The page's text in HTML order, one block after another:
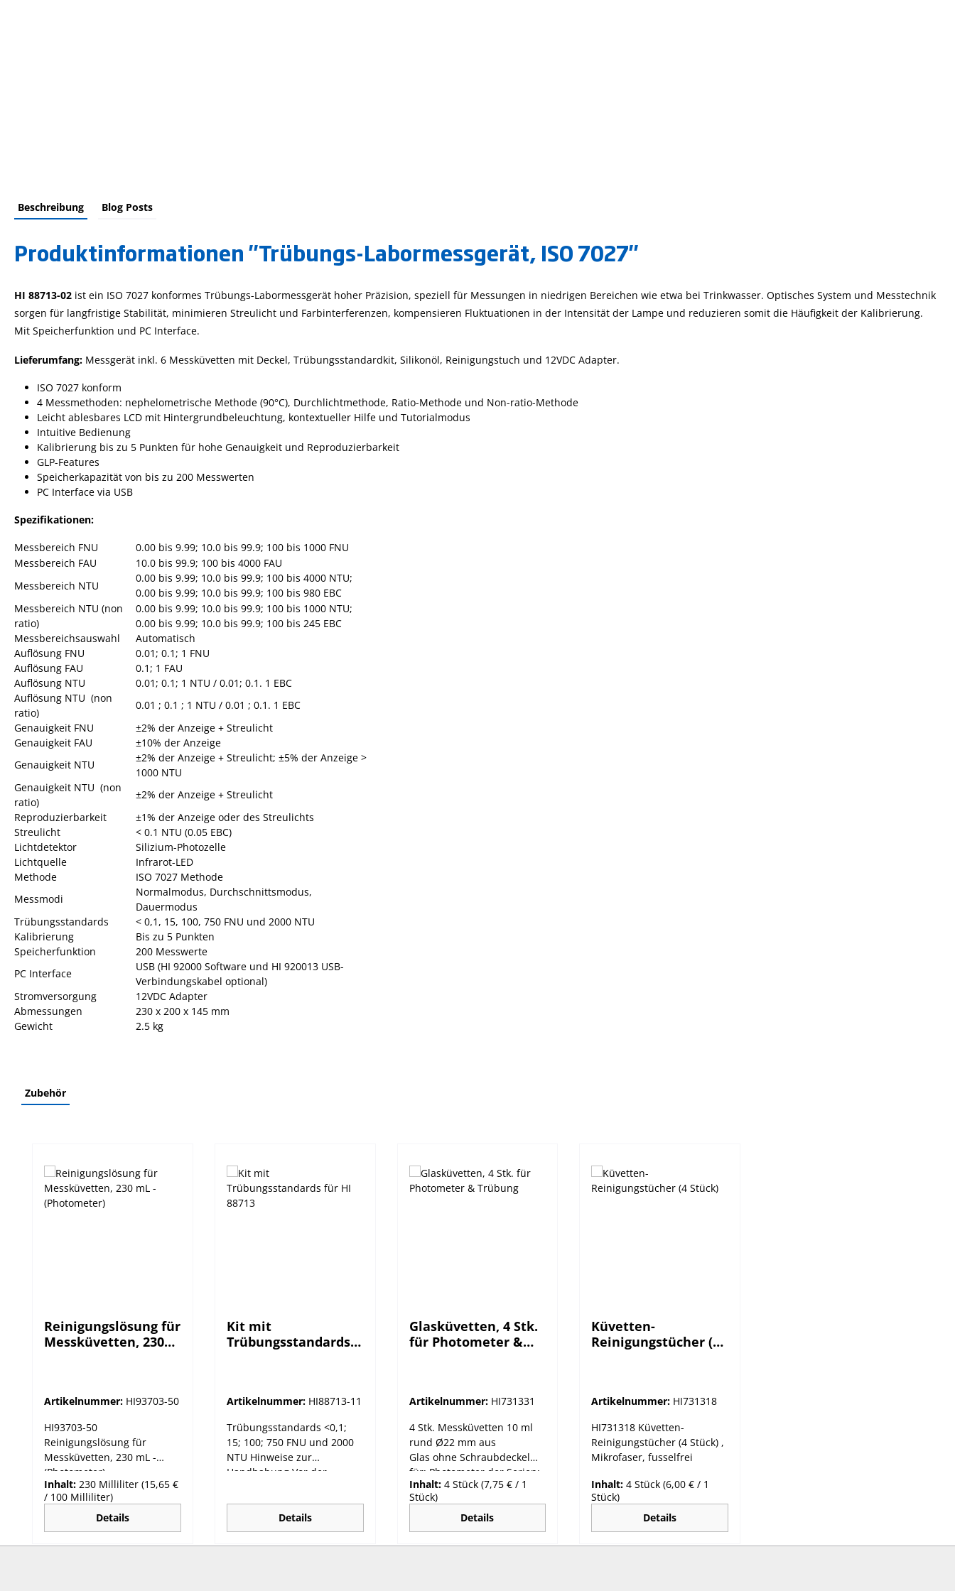
Beschreibung Blog Posts
Produktinformationen "Trübungs-Labormessgerät, ISO 7027"
HI 88713-02 ist ein ISO 7027 konformes Trübungs-Labormessgerät hoher Präzision, speziell für Messungen in niedrigen Bereichen wie etwa bei Trinkwasser. Optisches System und Messtechnik
sorgen für langfristige Stabilität, minimieren Streulicht und Farbinterferenzen, kompensieren Fluktuationen in der Intensität der Lampe und reduzieren somit die Häufigkeit der Kalibrierung.
Mit Speicherfunktion und PC Interface.
Lieferumfang: Messgerät inkl. 6 Messküvetten mit Deckel, Trübungsstandardkit, Silikonöl, Reinigungstuch und 12VDC Adapter.
ISO 7027 konform
4 Messmethoden: nephelometrische Methode (90°C), Durchlichtmethode, Ratio-Methode und Non-ratio-Methode
Leicht ablesbares LCD mit Hintergrundbeleuchtung, kontextueller Hilfe und Tutorialmodus
Intuitive Bedienung
Kalibrierung bis zu 5 Punkten für hohe Genauigkeit und Reproduzierbarkeit
GLP-Features
Speicherkapazität von bis zu 200 Messwerten
PC Interface via USB
Spezifikationen:
Messbereich FNU
0.00 bis 9.99; 10.0 bis 99.9; 100 bis 1000 FNU
Messbereich FAU
10.0 bis 99.9; 100 bis 4000 FAU
Messbereich NTU
0.00 bis 9.99; 10.0 bis 99.9; 100 bis 4000 NTU;
0.00 bis 9.99; 10.0 bis 99.9; 100 bis 980 EBC
Messbereich NTU (non
ratio)
0.00 bis 9.99; 10.0 bis 99.9; 100 bis 1000 NTU;
0.00 bis 9.99; 10.0 bis 99.9; 100 bis 245 EBC
Messbereichsauswahl
Automatisch
Auflösung FNU
0.01; 0.1; 1 FNU
Auflösung FAU
0.1; 1 FAU
Auflösung NTU
0.01; 0.1; 1 NTU / 0.01; 0.1. 1 EBC
Auflösung NTU (non
ratio)
0.01 ; 0.1 ; 1 NTU / 0.01 ; 0.1. 1 EBC
Genauigkeit FNU
±2% der Anzeige + Streulicht
Genauigkeit FAU
±10% der Anzeige
Genauigkeit NTU
±2% der Anzeige + Streulicht; ±5% der Anzeige >
1000 NTU
Genauigkeit NTU (non
ratio)
±2% der Anzeige + Streulicht
Reproduzierbarkeit
±1% der Anzeige oder des Streulichts
Streulicht
< 0.1 NTU (0.05 EBC)
Lichtdetektor
Silizium-Photozelle
Lichtquelle
Infrarot-LED
Methode
ISO 7027 Methode
Messmodi
Normalmodus, Durchschnittsmodus,
Dauermodus
Trübungsstandards
< 0,1, 15, 100, 750 FNU und 2000 NTU
Kalibrierung
Bis zu 5 Punkten
Speicherfunktion
200 Messwerte
PC Interface
USB (HI 92000 Software und HI 920013 USB-
Verbindungskabel optional)
Stromversorgung
12VDC Adapter
Abmessungen
230 x 200 x 145 mm
Gewicht
2.5 kg
Zubehör
Reinigungslösung für
Messküvetten, 230
Artikelnummer: HI93703-50
HI93703-50
Reinigungslösung für
Messküvetten, 230 mL -
(Photometer)
Inhalt: 230 Milliliter (15,65 €
/ 100 Milliliter)
Details
Kit mit
Trübungsstandards
Artikelnummer: HI88713-11
Trübungsstandards <0,1;
15; 100; 750 FNU und 2000
NTU Hinweise zur
Handhabung Vor der
ca. 6 Stunden bei
Raumtemperatur
aufbewahren Zur
Vermeidung von
Details
Glasküvetten, 4 Stk.
für Photometer &
Artikelnummer: HI731331
4 Stk. Messküvetten 10 ml
rund Ø22 mm aus
Glas ohne Schraubdeckel
für: Photometer der Serien:
HI96xxx, HI97xxx, HI833xx,
HI801 Trübungsmessgeräte:
HI987xx, HI88703 , sowie des
Modells HI93414
Inhalt: 4 Stück (7,75 € / 1
Stück)
Details
Küvetten-
Reinigungstücher (4
Artikelnummer: HI731318
HI731318 Küvetten-
Reinigungstücher (4 Stück) ,
Mikrofaser, fusselfrei
Inhalt:4 Stück(6,00 € / 1
Stück)
Details